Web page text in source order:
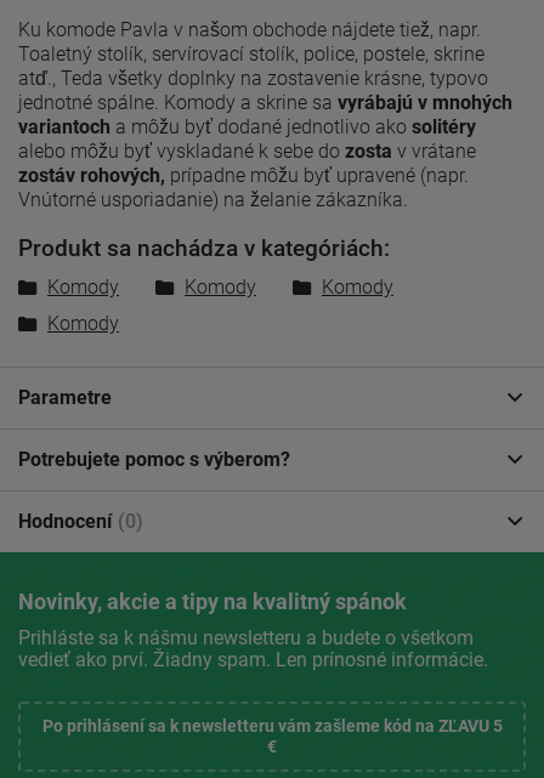
Ku komode Pavla v našom obchode nájdete tiež, napr.
Toaletný stolík, servírovací stolík, police, postele, skrine
atď., Teda všetky doplnky na zostavenie krásne, typovo
jednotné spálne. Komody a skrine sa vyrábajú v mnohých
variantoch a môžu byť dodané jednotlivo ako solitéry
alebo môžu byť vyskladané k sebe do zosta v vrátane
zostáv rohových, prípadne môžu byť upravené (napr.
Vnútorné usporiadanie) na želanie zákazníka.
Produkt sa nachádza v kategóriách:
Komody Komody
Komody
Komody
Parametre
Potrebujete pomoc s výberom?
Hodnocení (0)
Novinky, akcie a tipy na kvalitný spánok
Prihláste sa k nášmu newsletteru a budete o všetkom
vedieť ako prví. Žiadny spam. Len prínosné informácie.
Po prihlásení sa k newsletteru vám zašleme kód na ZĽAVU 5
€